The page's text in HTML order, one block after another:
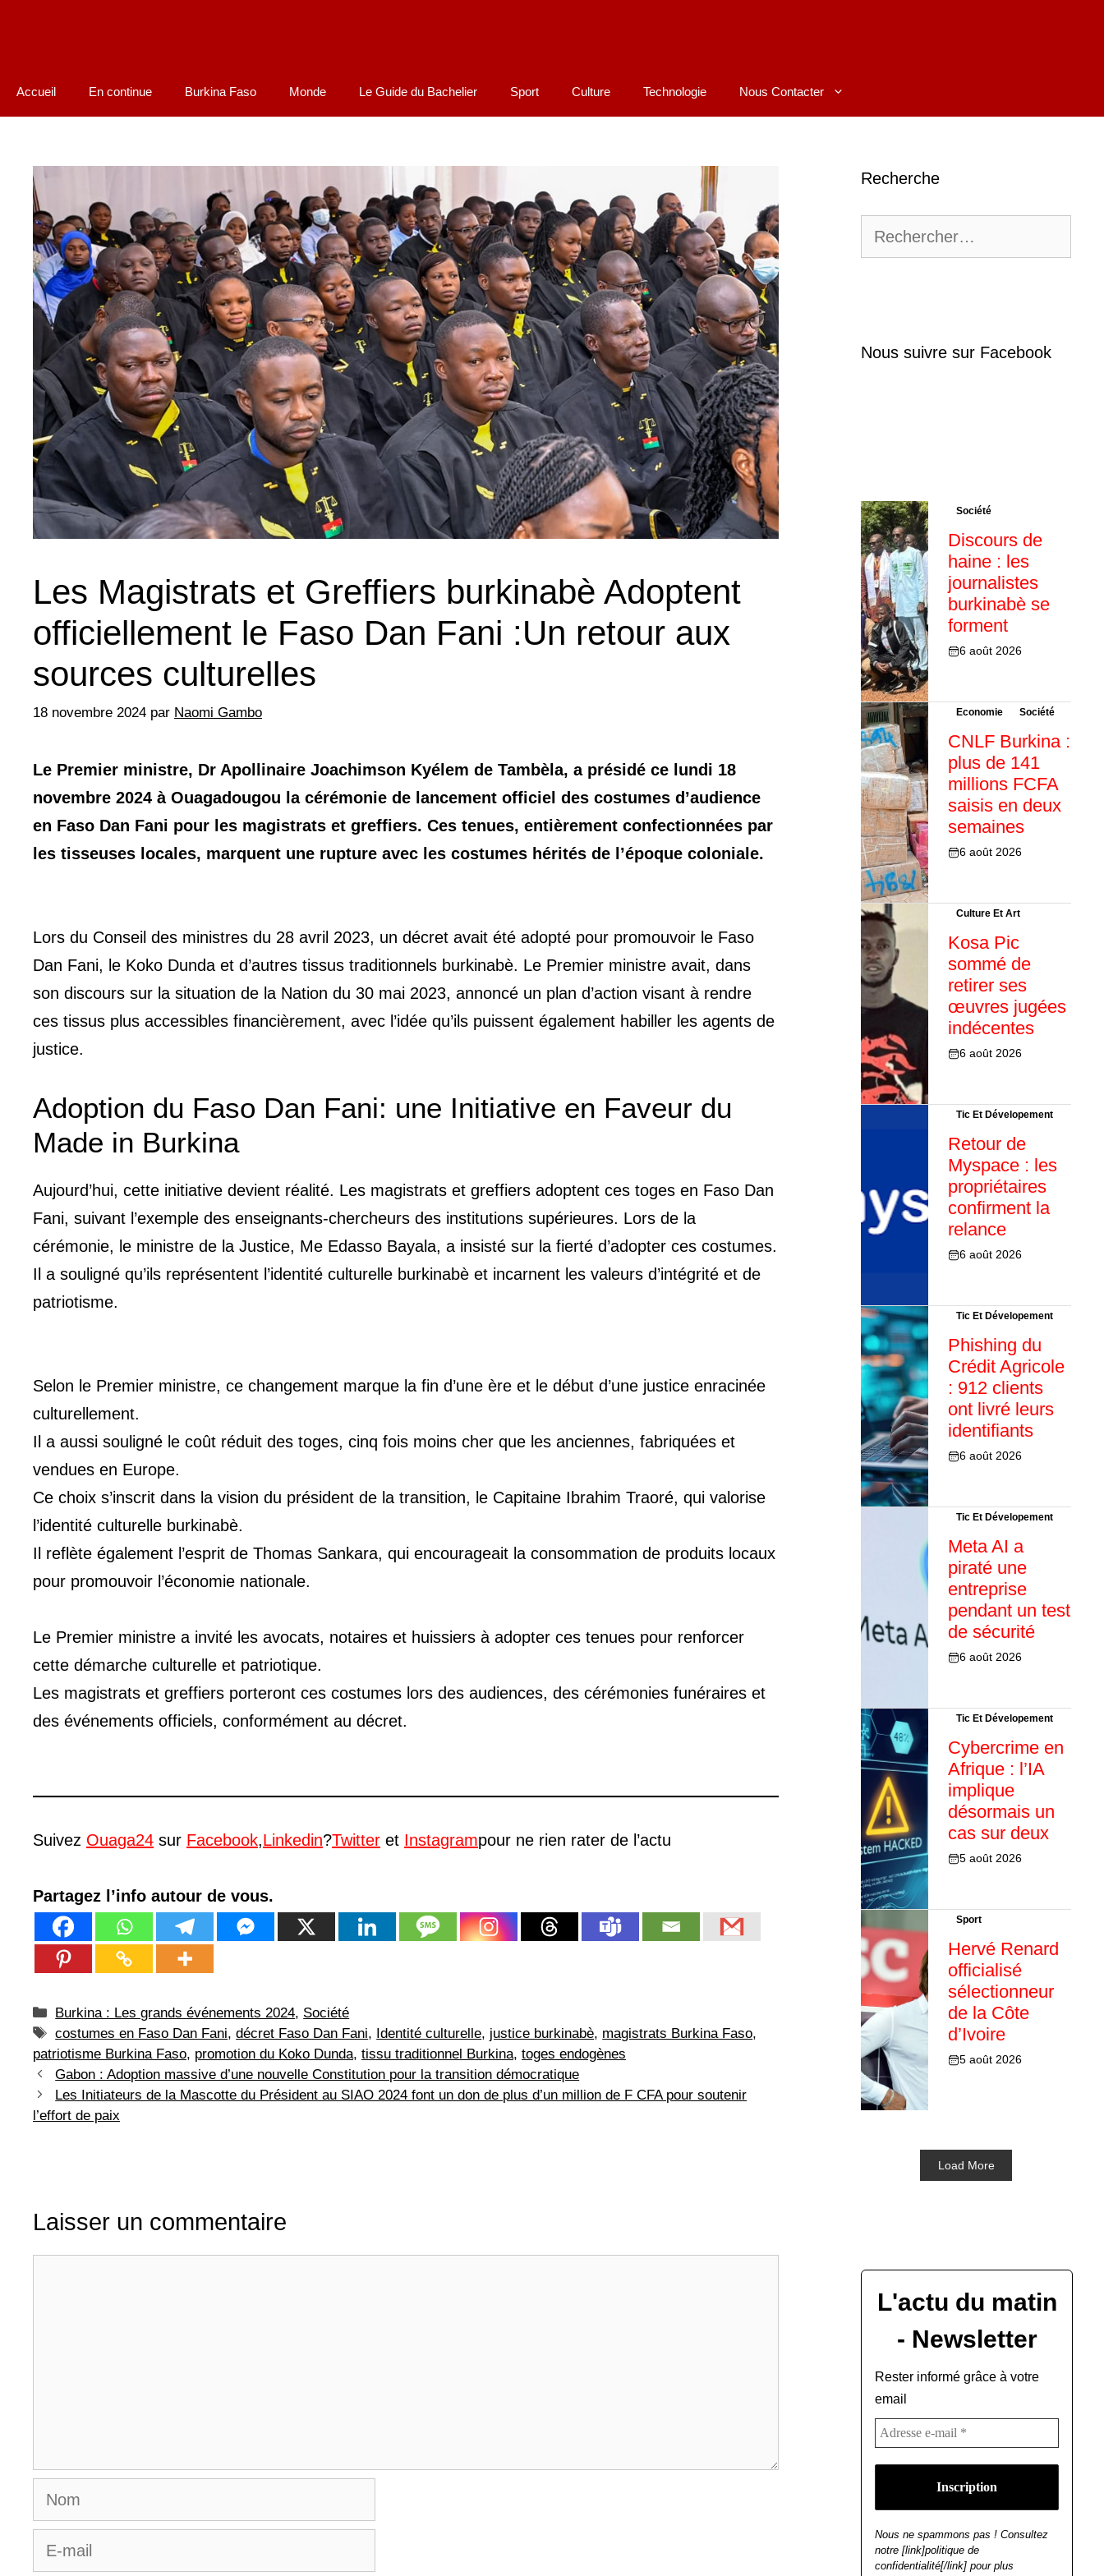
Accueil En continue Burkina Faso Monde Le Guide du Bachelier Sport Culture Technologie Nous Contacter
Les Magistrats et Greffiers burkinabè Adoptent
officiellement le Faso Dan Fani :Un retour aux
sources culturelles
18 novembre 2024 par Naomi Gambo
Le Premier ministre, Dr Apollinaire Joachimson Kyélem de Tambèla, a présidé ce lundi 18
novembre 2024 à Ouagadougou la cérémonie de lancement officiel des costumes d’audience
en Faso Dan Fani pour les magistrats et greffiers. Ces tenues, entièrement confectionnées par
les tisseuses locales, marquent une rupture avec les costumes hérités de l’époque coloniale.
Lors du Conseil des ministres du 28 avril 2023, un décret avait été adopté pour promouvoir le Faso
Dan Fani, le Koko Dunda et d’autres tissus traditionnels burkinabè. Le Premier ministre avait, dans
son discours sur la situation de la Nation du 30 mai 2023, annoncé un plan d’action visant à rendre
ces tissus plus accessibles financièrement, avec l’idée qu’ils puissent également habiller les agents de
justice.
Adoption du Faso Dan Fani: une Initiative en Faveur du
Made in Burkina
Aujourd’hui, cette initiative devient réalité. Les magistrats et greffiers adoptent ces toges en Faso Dan
Fani, suivant l’exemple des enseignants-chercheurs des institutions supérieures. Lors de la
cérémonie, le ministre de la Justice, Me Edasso Bayala, a insisté sur la fierté d’adopter ces costumes.
Il a souligné qu’ils représentent l’identité culturelle burkinabè et incarnent les valeurs d’intégrité et de
patriotisme.
Selon le Premier ministre, ce changement marque la fin d’une ère et le début d’une justice enracinée
culturellement.
Il a aussi souligné le coût réduit des toges, cinq fois moins cher que les anciennes, fabriquées et
vendues en Europe.
Ce choix s’inscrit dans la vision du président de la transition, le Capitaine Ibrahim Traoré, qui valorise
l’identité culturelle burkinabè.
Il reflète également l’esprit de Thomas Sankara, qui encourageait la consommation de produits locaux
pour promouvoir l’économie nationale.
Le Premier ministre a invité les avocats, notaires et huissiers à adopter ces tenues pour renforcer
cette démarche culturelle et patriotique.
Les magistrats et greffiers porteront ces costumes lors des audiences, des cérémonies funéraires et
des événements officiels, conformément au décret.
Suivez Ouaga24 sur Facebook,Linkedin?Twitter et Instagrampour ne rien rater de l’actu
Partagez l’info autour de vous.
Catégories
Burkina : Les grands événements 2024, Société
Étiquettes
costumes en Faso Dan Fani,décret Faso Dan Fani, Identité culturelle, justice burkinabè, magistrats Burkina Faso,
patriotisme Burkina Faso, promotion du Koko Dunda, tissu traditionnel Burkina, toges endogènes
Gabon : Adoption massive d’une nouvelle Constitution pour la transition démocratique
Les Initiateurs de la Mascotte du Président au SIAO 2024 font un don de plus d’un million de F CFA pour soutenir
l’effort de paix
Laisser un commentaire
Nom
E-
mail
Recherche
Nous suivre sur Facebook
Société
Discours de
haine : les
journalistes
burkinabè se
forment
6 août 2026
Economie Société
CNLF Burkina :
plus de 141
millions FCFA
saisis en deux
semaines
6 août 2026
Culture Et Art
Kosa Pic
sommé de
retirer ses
œuvres jugées
indécentes
6 août 2026
Tic Et Dévelopement
Retour de
Myspace : les
propriétaires
confirment la
relance
6 août 2026
Tic Et Dévelopement
Phishing du
Crédit Agricole
: 912 clients
ont livré leurs
identifiants
6 août 2026
Tic Et Dévelopement
Meta AI a
piraté une
entreprise
pendant un test
de sécurité
6 août 2026
Tic Et Dévelopement
Cybercrime en
Afrique : l’IA
implique
désormais un
cas sur deux
5 août 2026
Sport
Hervé Renard
officialisé
sélectionneur
de la Côte
d’Ivoire
5 août 2026
Load More
L'actu du matin
- Newsletter
Rester informé grâce à votre
email
Nous ne spammons pas ! Consultez
notre [link]politique de
confidentialité[/link] pour plus